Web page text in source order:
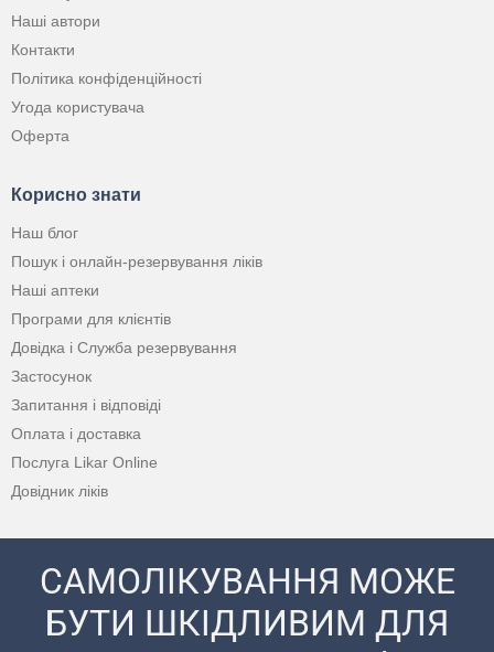
Наші автори
Контакти
Політика конфіденційності
Угода користувача
Оферта
Корисно знати
Наш блог
Пошук і онлайн-резервування ліків
Наші аптеки
Програми для клієнтів
Довідка і Служба резервування
Застосунок
Запитання і відповіді
Оплата і доставка
Послуга Likar Online
Довідник ліків
САМОЛІКУВАННЯ МОЖЕ
БУТИ ШКІДЛИВИМ ДЛЯ